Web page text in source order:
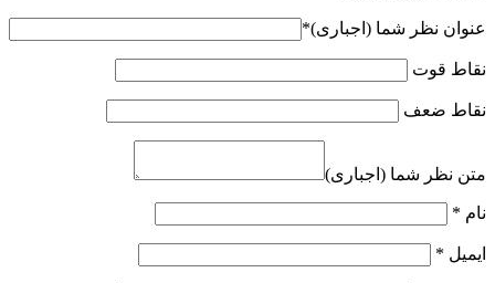
عنوان نظر شما (اجباری)*
نقاط قوت
نقاط ضعف
متن نظر شما (اجباری)
نام *
ایمیل *